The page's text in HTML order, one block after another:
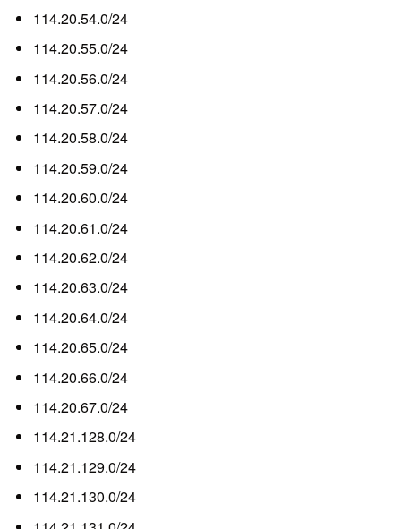
114.20.54.0/24
114.20.55.0/24
114.20.56.0/24
114.20.57.0/24
114.20.58.0/24
114.20.59.0/24
114.20.60.0/24
114.20.61.0/24
114.20.62.0/24
114.20.63.0/24
114.20.64.0/24
114.20.65.0/24
114.20.66.0/24
114.20.67.0/24
114.21.128.0/24
114.21.129.0/24
114.21.130.0/24